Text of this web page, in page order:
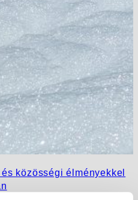
közösségi élményekkel